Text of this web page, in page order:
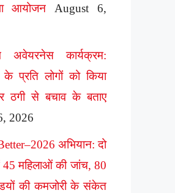
आयोजन
August 6,
अवेयरनेस कार्यक्रम:
के प्रति लोगों को किया
ठगी से बचाव के बताए
2026
अभियान: दो
45 महिलाओं की जांच, 80
की कमजोरी के संकेत